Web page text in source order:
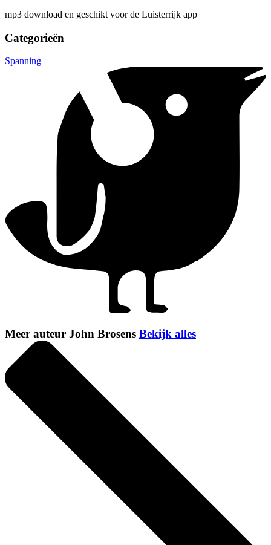
mp3 download en geschikt voor de Luisterrijk app
Categorieën
Spanning
Meer auteur John Brosens Bekijk alles